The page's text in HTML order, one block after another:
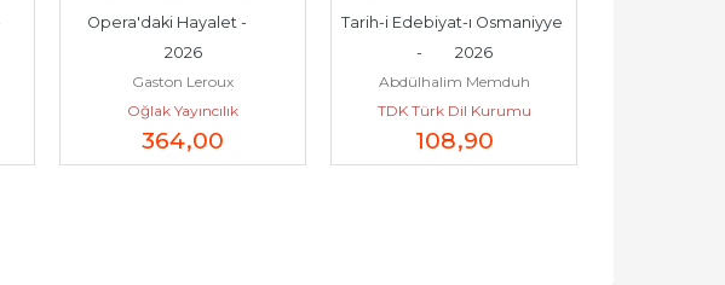
Opera'daki Hayalet -
2026
Gaston Leroux
Oğlak Yayıncılık
364,00
Tarih-i Edebiyat-ı Osmaniyye
-         2026
Abdülhalim Memduh
TDK Türk Dil Kurumu
108,90